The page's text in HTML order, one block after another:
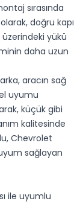
sırasında
doğru kapı
üzerindeki yükü
daha uzun
aracın sağ
uyumu
küçük gibi
kalitesinde
Chevrolet
sağlayan
ile uyumlu